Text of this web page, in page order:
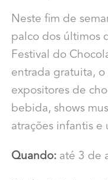
Neste fim de
palco dos últimos
Festival do
entrada gratuita,
expositores de
bebida, shows
atrações infantis e
Quando: até 3 de